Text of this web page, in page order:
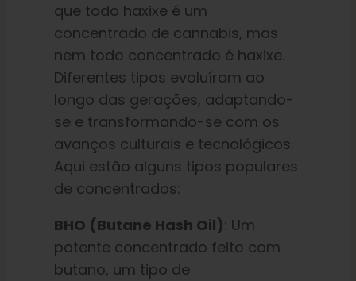
que todo haxixe é um
concentrado de cannabis, mas
nem todo concentrado é haxixe.
Diferentes tipos evoluíram ao
longo das gerações, adaptando-
se e transformando-se com os
avanços culturais e tecnológicos.
Aqui estão alguns tipos populares
de concentrados:
BHO (Butane Hash Oil): Um
potente concentrado feito com
butano, um tipo de